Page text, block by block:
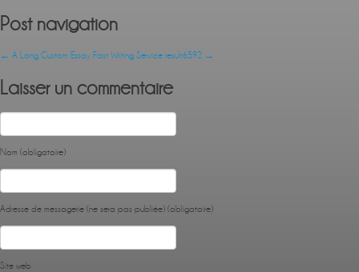
Post navigation
← A Long Custom Essay Fast Writing Service result6592 →
Laisser un commentaire
Nom (obligatoire)
Adresse de messagerie (ne sera pas publiée) (obligatoire)
Site web